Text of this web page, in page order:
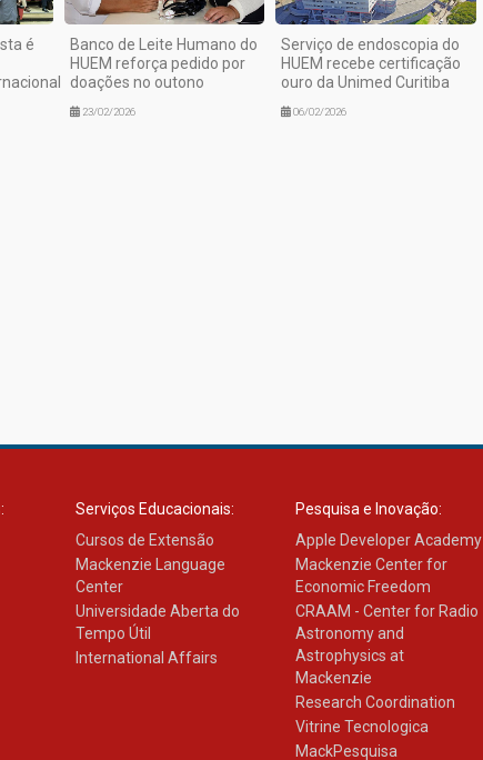
é
Banco de Leite Humano do
HUEM reforça pedido por
doações no outono
23/02/2026
Serviço de endoscopia do
HUEM recebe certificação
ouro da Unimed Curitiba
06/02/2026
Serviços Educacionais:
Cursos de Extensão
Mackenzie Language
Center
Universidade Aberta do
Tempo Útil
International Affairs
Pesquisa e Inovação:
Apple Developer Academy
Mackenzie Center for
Economic Freedom
CRAAM - Center for Radio
Astronomy and
Astrophysics at
Mackenzie
Research Coordination
Vitrine Tecnologica
MackPesquisa